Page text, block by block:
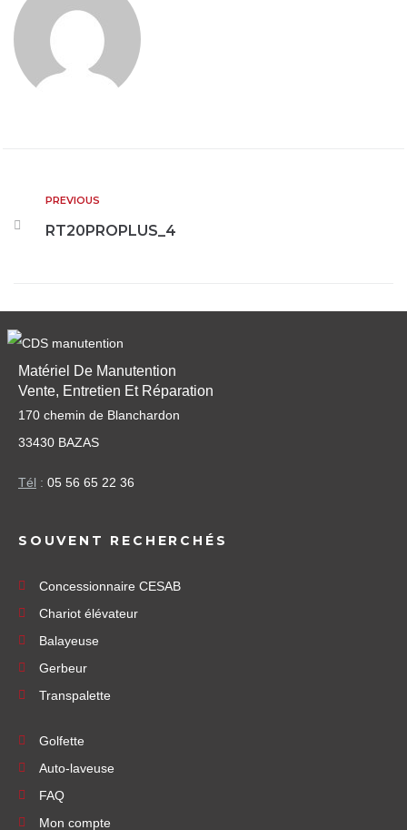
PREVIOUS
RT20PROPLUS_4
Matériel De Manutention
Vente, Entretien Et Réparation
170 chemin de Blanchardon
33430 BAZAS
Tél : 05 56 65 22 36
SOUVENT RECHERCHÉS
Concessionnaire CESAB
Chariot élévateur
Balayeuse
Gerbeur
Transpalette
Golfette
Auto-laveuse
FAQ
Mon compte